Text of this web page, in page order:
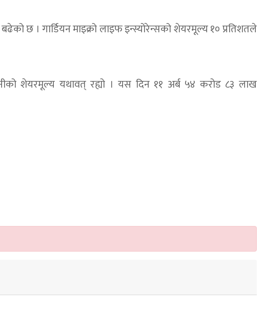
छ । गार्डियन माइक्रो लाइफ इन्स्योरेन्सको शेयरमूल्य १० प्रतिशतले
शेयरमूल्य यथावत् रह्यो । यस दिन ११ अर्ब ५४ करोड ८३ लाख